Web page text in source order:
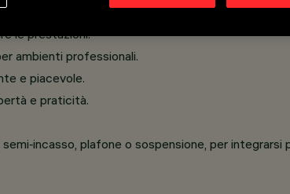
le prestazioni.
ambienti professionali.
e piacevole.
e praticità.
plafone o sospensione, per